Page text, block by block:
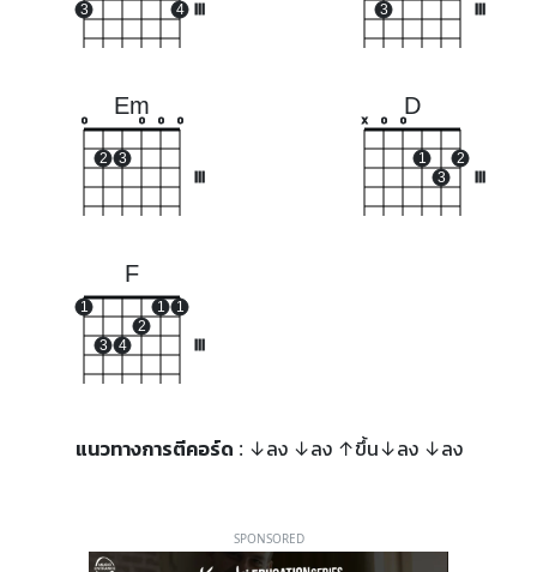
3 4 3
Em
o
2 3
o o o
D
x o o
1
3
2
F
1
3 4
2
1 1
แนวทางการตีคอร์ด : ↓ลง ↓ลง ↑ขึ้น↓ลง ↓ลง
SPONSORED